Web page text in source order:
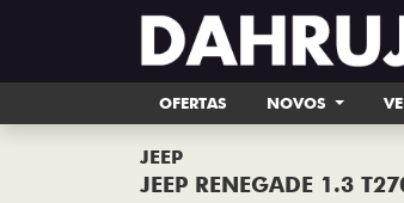
OFERTAS NOVOS
JEEP
JEEP RENEGADE 1.3